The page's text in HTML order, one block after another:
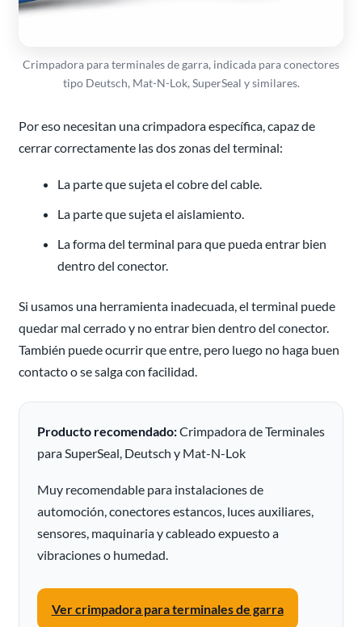
Crimpadora para terminales de garra, indicada para conectores
tipo Deutsch, Mat-N-Lok, SuperSeal y similares.
Por eso necesitan una crimpadora específica, capaz de
cerrar correctamente las dos zonas del terminal:
La parte que sujeta el cobre del cable.
La parte que sujeta el aislamiento.
La forma del terminal para que pueda entrar bien
dentro del conector.
Si usamos una herramienta inadecuada, el terminal puede
quedar mal cerrado y no entrar bien dentro del conector.
También puede ocurrir que entre, pero luego no haga buen
contacto o se salga con facilidad.
Producto recomendado:Crimpadora de Terminales
para SuperSeal, Deutsch y Mat-N-Lok
Muy recomendable para instalaciones de
automoción, conectores estancos, luces auxiliares,
sensores, maquinaria y cableado expuesto a
vibraciones o humedad.
Ver crimpadora para terminales de garra